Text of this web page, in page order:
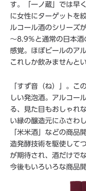
す。「一ノ蔵」では早
に女性にターゲットを
ルコール酒のシリーズ
～8.9％と通常の日本
感覚。ほぼビールのア
これしか飲みませんと
「すず音（ね）」。こ
しい発泡酒。アルコー
る、見た目もおしゃれ
い縁の醸造元にふさわ
「米米酒」などの商品
造発酵技術を駆使して
が期待され、酒だけで
今後もいろいろな商品